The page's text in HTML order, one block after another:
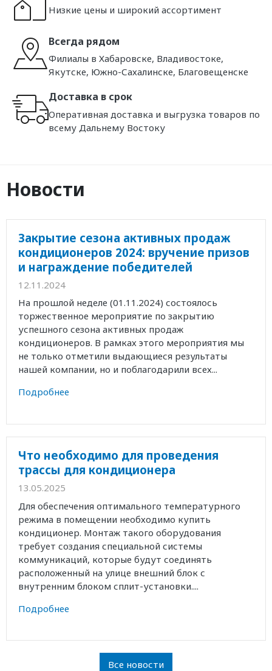
Низкие цены и широкий ассортимент
Всегда рядом
Филиалы в Хабаровске, Владивостоке,
Якутске, Южно-Сахалинске, Благовещенске
Доставка в срок
Оперативная доставка и выгрузка товаров по
всему Дальнему Востоку
Новости
Закрытие сезона активных продаж
кондиционеров 2024: вручение призов
и награждение победителей
12.11.2024
На прошлой неделе (01.11.2024) состоялось
торжественное мероприятие по закрытию
успешного сезона активных продаж
кондиционеров. В рамках этого мероприятия мы
не только отметили выдающиеся результаты
нашей компании, но и поблагодарили всех...
Подробнее
Что необходимо для проведения
трассы для кондиционера
13.05.2025
Для обеспечения оптимального температурного
режима в помещении необходимо купить
кондиционер. Монтаж такого оборудования
требует создания специальной системы
коммуникаций, которые будут соединять
расположенный на улице внешний блок с
внутренним блоком сплит-установки....
Подробнее
Все новости